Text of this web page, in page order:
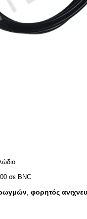
σε BNC
ρωγμών, φορητός